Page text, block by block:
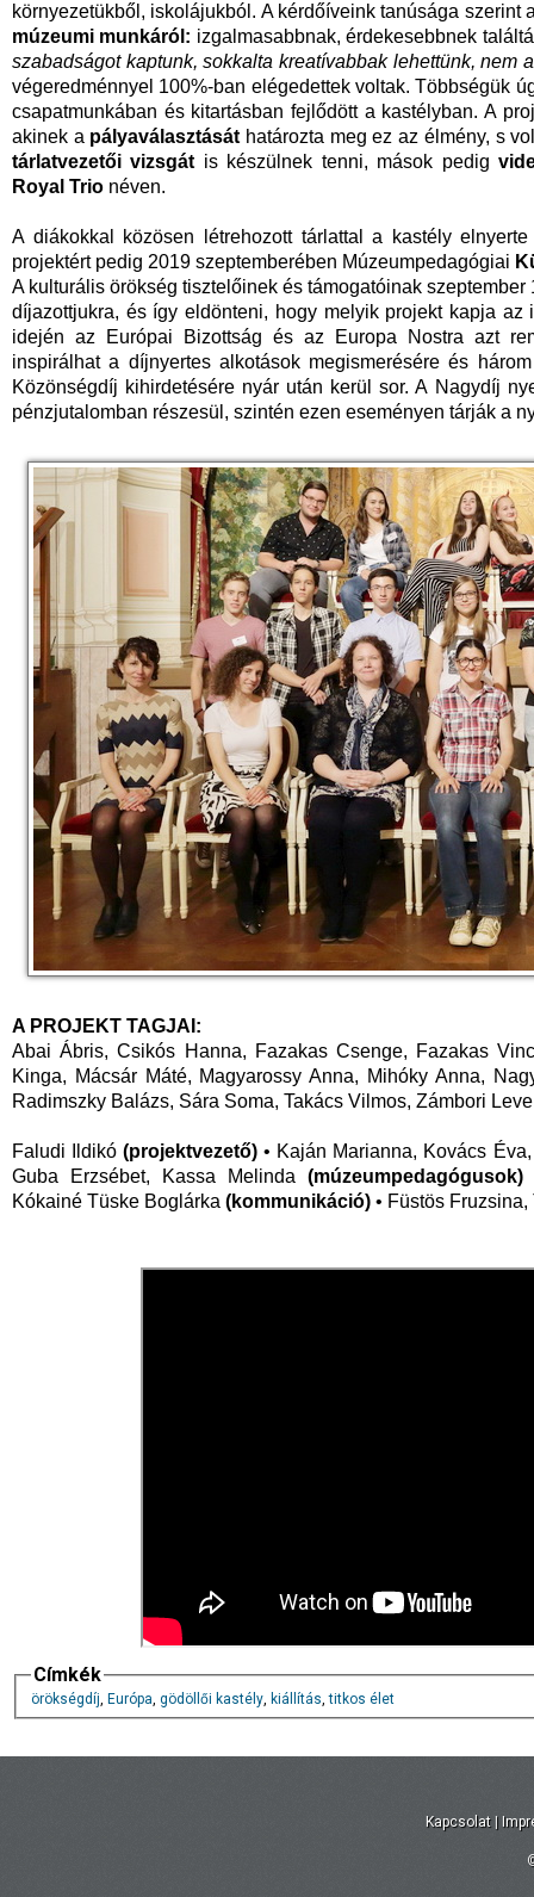
környezetükből, iskolájukból. A kérdőíveink tanúsága szerint
múzeumi munkáról: izgalmasabbnak, érdekesebbnek
szabadságot kaptunk, sokkalta kreatívabbak lehettünk, nem
végeredménnyel 100%-ban elégedettek voltak. Többségük
csapatmunkában és kitartásban fejlődött a kastélyban. A
akinek a pályaválasztását határozta meg ez az élmény, s
tárlatvezetői vizsgátis készülnek tenni, mások pedig
Royal Trio néven.
A diákokkal közösen létrehozott tárlattal a kastély
projektért pedig 2019 szeptemberében Múzeumpedagógiai
A kulturális örökség tisztelőinek és támogatóinak
díjazottjukra, és így eldönteni, hogy melyik projekt kapja
idején az Európai Bizottság és az Europa Nostra azt
inspirálhat a díjnyertes alkotások megismerésére és
Közönségdíj kihirdetésére nyár után kerül sor. A Nagydíj
pénzjutalomban részesül, szintén ezen eseményen tárják a
A PROJEKT TAGJAI:
Abai Ábris, Csikós Hanna, Fazakas Csenge, Fazakas
Kinga, Mácsár Máté, Magyarossy Anna, Mihóky Anna,
Radimszky Balázs, Sára Soma, Takács Vilmos, Zámbori
Faludi Ildikó(projektvezető) • Kaján Marianna, Kovács
Guba Erzsébet, Kassa Melinda(múzeumpedagógusok)
Kókainé Tüske Boglárka (kommunikáció) • Füstös
Címkék
örökségdíj, Európa, gödöllői kastély, kiállítás,titkos élet
Kapcsolat |